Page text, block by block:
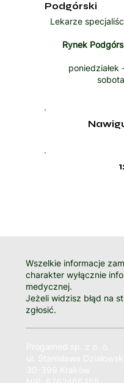
Podgórski
Lekarze
Rynek
poniedziałek
sobota
Wszelkie informacje
charakter wyłącznie
medycznej.
Jeżeli widzisz błąd na
zgłosić.